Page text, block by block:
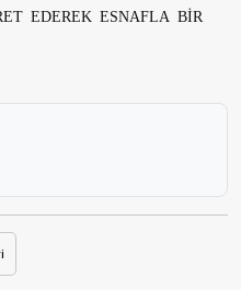
EDEREK ESNAFLA BİR